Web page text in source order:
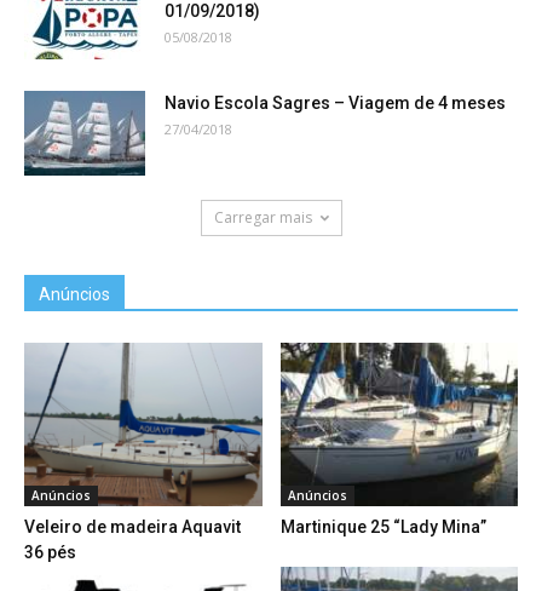
01/09/2018)
05/08/2018
Navio Escola Sagres – Viagem de 4 meses
27/04/2018
Carregar mais
Anúncios
Anúncios
Veleiro de madeira Aquavit
36 pés
Anúncios
Martinique 25 “Lady Mina”